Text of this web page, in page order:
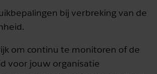
bij verbreking van de
om continu te monitoren of de
voor jouw organisatie